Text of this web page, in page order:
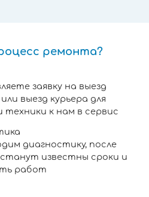
ремонта?
заявку на выезд
выезд курьера для
техники к нам в сервис
диагностику, после
известны сроки и
работ